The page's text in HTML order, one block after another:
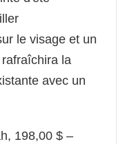
le visage et un
la
avec un
198,00 $ –